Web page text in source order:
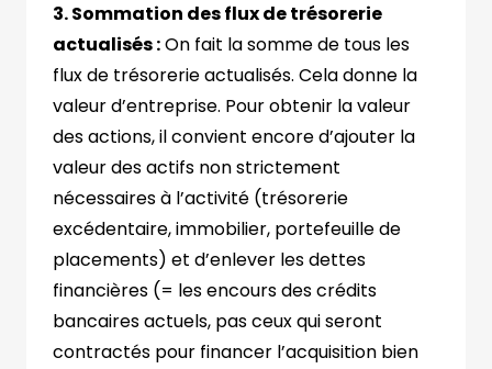
3. Sommation des flux de trésorerie
actualisés :On fait la somme de tous les
flux de trésorerie actualisés. Cela donne la
valeur d’entreprise. Pour obtenir la valeur
des actions, il convient encore d’ajouter la
valeur des actifs non strictement
nécessaires à l’activité (trésorerie
excédentaire, immobilier, portefeuille de
placements) et d’enlever les dettes
financières (= les encours des crédits
bancaires actuels, pas ceux qui seront
contractés pour financer l’acquisition bien